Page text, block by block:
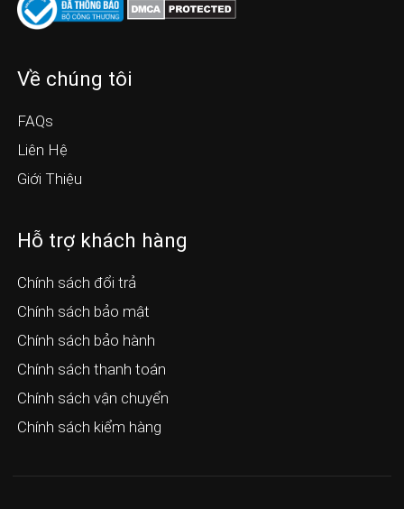
Về chúng tôi
FAQs
Liên Hệ
Giới Thiệu
Hỗ trợ khách hàng
Chính sách đổi trả
Chính sách bảo mật
Chính sách bảo hành
Chính sách thanh toán
Chính sách vận chuyển
Chính sách kiểm hàng